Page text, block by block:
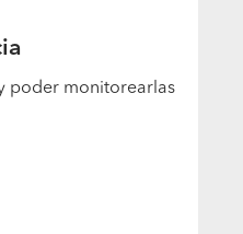
poder monitorearlas